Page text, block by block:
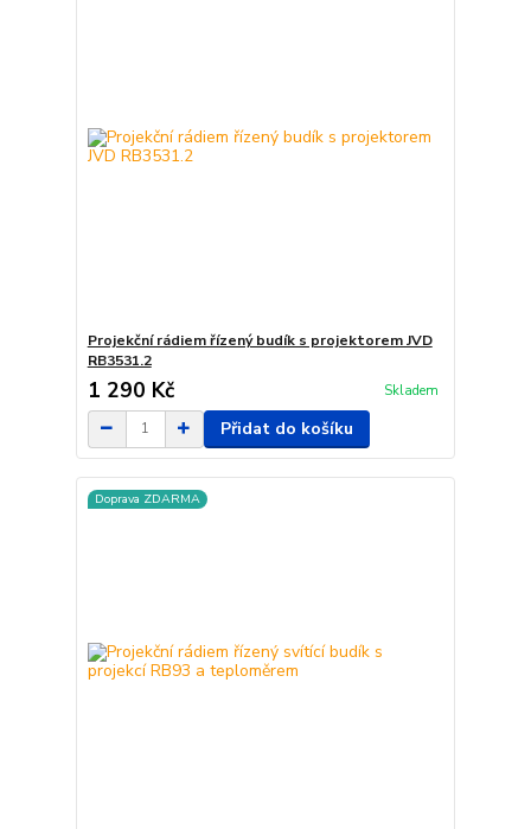
Projekční rádiem řízený budík s projektorem JVD
RB3531.2
1 290 Kč Skladem
Přidat do košíku
Doprava ZDARMA